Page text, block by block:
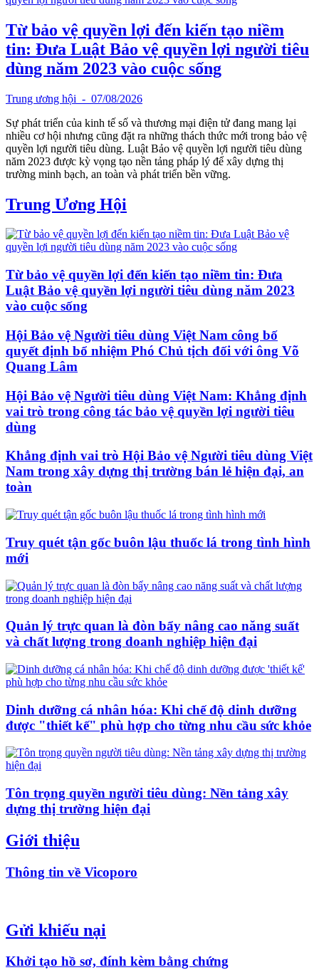
Từ bảo vệ quyền lợi đến kiến tạo niềm
tin: Đưa Luật Bảo vệ quyền lợi người tiêu
dùng năm 2023 vào cuộc sống
Trung ương hội - 07/08/2026
Sự phát triển của kinh tế số và thương mại điện tử đang mang lại
nhiều cơ hội nhưng cũng đặt ra những thách thức mới trong bảo vệ
quyền lợi người tiêu dùng. Luật Bảo vệ quyền lợi người tiêu dùng
năm 2023 được kỳ vọng tạo nền tảng pháp lý để xây dựng thị
trường minh bạch, an toàn và phát triển bền vững.
Trung Ương Hội
Từ bảo vệ quyền lợi đến kiến tạo niềm tin: Đưa
Luật Bảo vệ quyền lợi người tiêu dùng năm 2023
vào cuộc sống
Hội Bảo vệ Người tiêu dùng Việt Nam công bố
quyết định bổ nhiệm Phó Chủ tịch đối với ông Võ
Quang Lâm
Hội Bảo vệ Người tiêu dùng Việt Nam: Khẳng định
vai trò trong công tác bảo vệ quyền lợi người tiêu
dùng
Khẳng định vai trò Hội Bảo vệ Người tiêu dùng Việt
Nam trong xây dựng thị trường bán lẻ hiện đại, an
toàn
Truy quét tận gốc buôn lậu thuốc lá trong tình hình
mới
Quản lý trực quan là đòn bẩy nâng cao năng suất
và chất lượng trong doanh nghiệp hiện đại
Dinh dưỡng cá nhân hóa: Khi chế độ dinh dưỡng
được "thiết kế" phù hợp cho từng nhu cầu sức khỏe
Tôn trọng quyền người tiêu dùng: Nền tảng xây
dựng thị trường hiện đại
Giới thiệu
Thông tin về Vicoporo
Gửi khiếu nại
Khởi tạo hồ sơ, đính kèm bằng chứng